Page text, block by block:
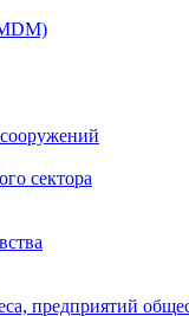
сектора
предприятий